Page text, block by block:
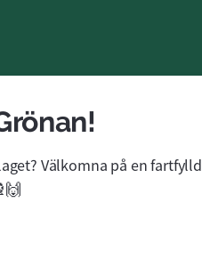
Välkomna på en fartfylld